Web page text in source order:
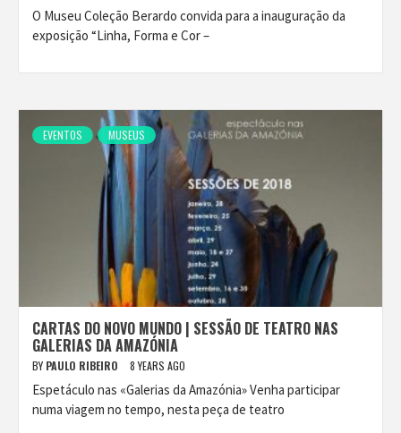
O Museu Coleção Berardo convida para a inauguração da
exposição “Linha, Forma e Cor –
EVENTOS MUSEUS
CARTAS DO NOVO MUNDO | SESSÃO DE TEATRO NAS
GALERIAS DA AMAZÓNIA
BY PAULO RIBEIRO 8 YEARS AGO
Espetáculo nas «Galerias da Amazónia» Venha participar
numa viagem no tempo, nesta peça de teatro